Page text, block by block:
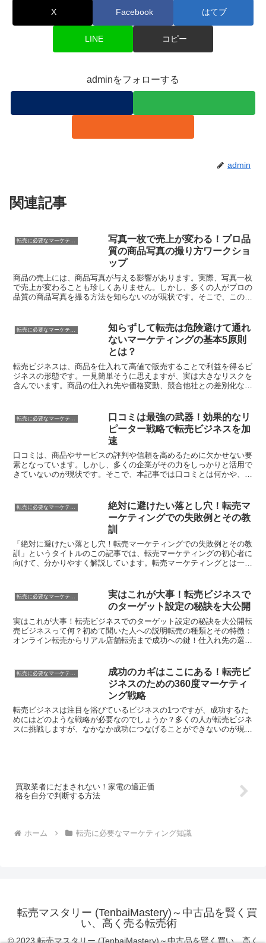
X Facebook はてブ
LINE コピー
adminをフォローする
admin
関連記事
転売に必要なマーケティング知識
写真一枚で売上が変わる！プロ品
質の商品写真の撮り方ワークショ
ップ
商品の売上には、商品写真が与える影響があります。実際、写真一枚
で売上が変わることも珍しくありません。しかし、多くの人がプロの
品質の商品写真を撮る方法を知らないのが現状です。そこで、この記
知らずして転売は危険避けて通れ
ないマーケティングの基本5原則
とは？
転売ビジネスは、商品を仕入れて高値で販売することで利益を得るビ
ジネスの形態です。一見簡単そうに思えますが、実は大きなリスクを
含んでいます。商品の仕入れ先や価格変動、競合他社との差別化な
口コミは最強の武器！効果的なリ
ピーター戦略で転売ビジネスを加
速
口コミは、商品やサービスの評判や信頼を高めるために欠かせない要
素となっています。しかし、多くの企業がその力をしっかりと活用で
きていないのが現状です。そこで、本記事では口コミとは何かや、口
転売に必要なマーケティング知識
絶対に避けたい落とし穴！転売マ
ーケティングでの失敗例とその教
訓
「絶対に避けたい落とし穴！転売マーケティングでの失敗例とその教
訓」というタイトルのこの記事では、転売マーケティングの初心者に
向けて、分かりやすく解説しています。転売マーケティングとは一体
実はこれが大事！転売ビジネスで
のターゲット設定の秘訣を大公開
実はこれが大事！転売ビジネスでのターゲット設定の秘訣を大公開転
売ビジネスって何？初めて聞いた人への説明転売の種類とその特徴：
オンライン転売からリアル店舗転売まで成功への鍵！仕入れ先の選び
成功のカギはここにある！転売ビ
ジネスのための360度マーケティ
ング戦略
転売ビジネスは注目を浴びているビジネスの1つですが、成功するた
めにはどのような戦略が必要なのでしょうか？多くの人が転売ビジネ
スに挑戦しますが、なかなか成功につなげることができないのが現実
買取業者にだまされない！家電の適正価
格を自分で判断する方法
ホーム 転売に必要なマーケティング知識
転売マスタリー (TenbaiMastery)～中古品を賢く買
い、高く売る転売術
© 2023 転売マスタリー (TenbaiMastery)～中古品を賢く買い、高く